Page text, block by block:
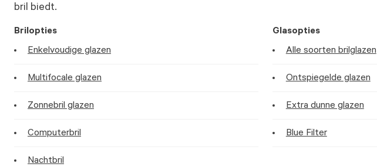
bril biedt.
Brilopties
Enkelvoudige glazen
Multifocale glazen
Zonnebril glazen
Computerbril
Nachtbril
Glasopties
Alle soorten brilglazen
Ontspiegelde glazen
Extra dunne glazen
Blue Filter